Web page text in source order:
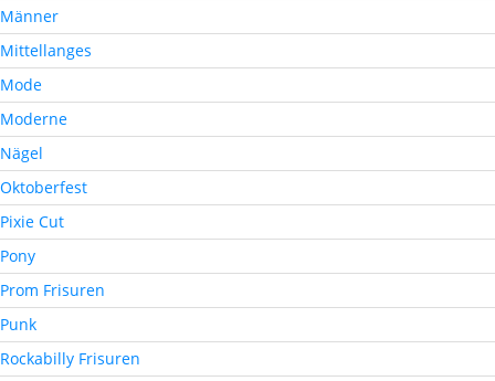
Männer
Mittellanges
Mode
Moderne
Nägel
Oktoberfest
Pixie Cut
Pony
Prom Frisuren
Punk
Rockabilly Frisuren